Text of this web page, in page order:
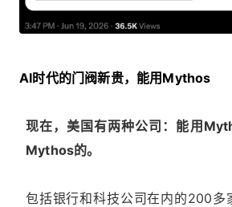
AI时代的门阀新贵，能用Mythos
现在，美国有两种公司：能用
Mythos的。
包括银行和科技公司在内的200多